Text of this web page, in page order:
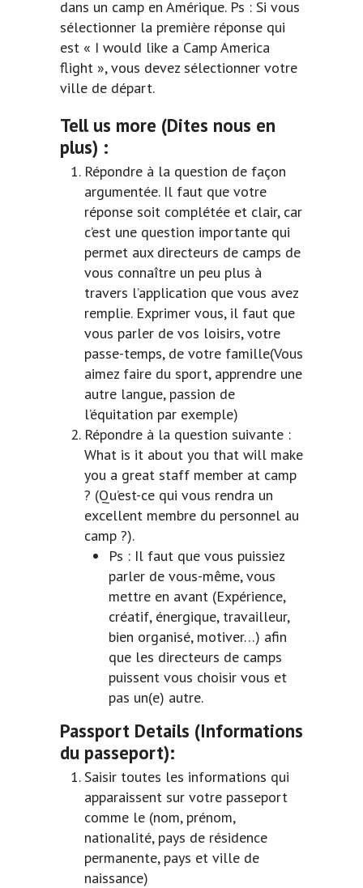
dans un camp en Amérique. Ps : Si vous
sélectionner la première réponse qui
est « I would like a Camp America
flight », vous devez sélectionner votre
ville de départ.
Tell us more (Dites nous en
plus) :
Répondre à la question de façon
argumentée. Il faut que votre
réponse soit complétée et clair, car
c’est une question importante qui
permet aux directeurs de camps de
vous connaître un peu plus à
travers l’application que vous avez
remplie. Exprimer vous, il faut que
vous parler de vos loisirs, votre
passe-temps, de votre famille(Vous
aimez faire du sport, apprendre une
autre langue, passion de
l’équitation par exemple)
Répondre à la question suivante :
What is it about you that will make
you a great staff member at camp
? (Qu’est-ce qui vous rendra un
excellent membre du personnel au
camp ?).
Ps : Il faut que vous puissiez
parler de vous-même, vous
mettre en avant (Expérience,
créatif, énergique, travailleur,
bien organisé, motiver…) afin
que les directeurs de camps
puissent vous choisir vous et
pas un(e) autre.
Passport Details (Informations
du passeport):
Saisir toutes les informations qui
apparaissent sur votre passeport
comme le (nom, prénom,
nationalité, pays de résidence
permanente, pays et ville de
naissance)